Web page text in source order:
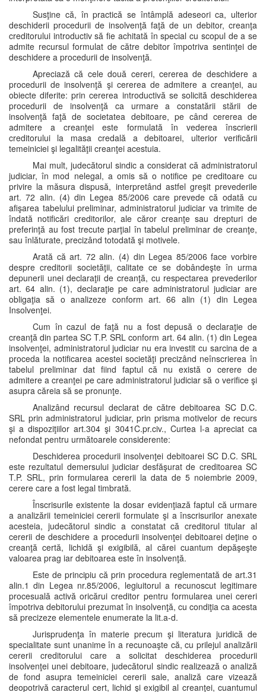
Susţine că, în practică se întâmplă adeseori ca, ulterior
deschiderii procedurii de insolvenţă faţă de un debitor, creanţa
creditorului introductiv să fie achitată în special cu scopul de a se
admite recursul formulat de către debitor împotriva sentinţei de
deschidere a procedurii de insolvenţă.
Apreciază că cele două cereri, cererea de deschidere a
procedurii de insolvenţă şi cererea de admitere a creanţei, au
obiecte diferite: prin cererea introductivă se solicită deschiderea
procedurii de insolvenţă ca urmare a constatării stării de
insolvenţă faţă de societatea debitoare, pe când cererea de
admitere a creanţei este formulată în vederea înscrierii
creditorului la masa credală a debitoarei, ulterior verificării
temeiniciei şi legalităţii creanţei acestuia.
Mai mult, judecătorul sindic a considerat că administratorul
judiciar, în mod nelegal, a omis să o notifice pe creditoare cu
privire la măsura dispusă, interpretând astfel greşit prevederile
art. 72 alin. (4) din Legea 85/2006 care prevede că odată cu
afişarea tabelului preliminar, administratorul judiciar va trimite de
îndată notificări creditorilor, ale căror creanţe sau drepturi de
preferinţă au fost trecute parţial în tabelul preliminar de creanţe,
sau înlăturate, precizând totodată şi motivele.
Arată că art. 72 alin. (4) din Legea 85/2006 face vorbire
despre creditorii societăţii, calitate ce se dobândeşte în urma
depunerii unei declaraţii de creanţă, cu respectarea prevederilor
art. 64 alin. (1), declaraţie pe care administratorul judiciar are
obligaţia să o analizeze conform art. 66 alin (1) din Legea
Insolvenţei.
Cum în cazul de faţă nu a fost depusă o declaraţie de
creanţă din partea SC T.P. SRL conform art. 64 alin. (1) din Legea
insolvenţei, administratorul judiciar nu era investit cu sarcina de a
proceda la notificarea acestei societăţi precizând neînscrierea în
tabelul preliminar dat fiind faptul că nu există o cerere de
admitere a creanţei pe care administratorul judiciar să o verifice şi
asupra căreia să se pronunţe.
Analizând recursul declarat de către debitoarea SC D.C.
SRL prin administratorul judiciar, prin prisma motivelor de recurs
şi a dispoziţiilor art.304 şi 3041C.pr.civ., Curtea l-a apreciat ca
nefondat pentru următoarele considerente:
Deschiderea procedurii insolvenţei debitoarei SC D.C. SRL
este rezultatul demersului judiciar desfăşurat de creditoarea SC
T.P. SRL, prin formularea cererii la data de 5 noiembrie 2009,
cerere care a fost legal timbrată.
Înscrisurile existente la dosar evidenţiază faptul că urmare
a analizării temeiniciei cererii formulate şi a înscrisurilor anexate
acesteia, judecătorul sindic a constatat că creditorul titular al
cererii de deschidere a procedurii insolvenţei debitoarei deţine o
creanţă certă, lichidă şi exigibilă, al cărei cuantum depăşeşte
valoarea prag iar debitoarea este în insolvenţă.
Este de principiu că prin procedura reglementată de art.31
alin.1 din Legea nr.85/2006, legiuitorul a recunoscut legitimare
procesuală activă oricărui creditor pentru formularea unei cereri
împotriva debitorului prezumat în insolvenţă, cu condiţia ca acesta
să precizeze elementele enumerate la lit.a-d.
Jurisprudenţa în materie precum şi literatura juridică de
specialitate sunt unanime în a recunoaşte că, cu prilejul analizării
cererii creditorului care a solicitat deschiderea procedurii
insolvenţei unei debitoare, judecătorul sindic realizează o analiză
de fond asupra temeiniciei cererii sale, analiză care vizează
deopotrivă caracterul cert, lichid şi exigibil al creanţei, cuantumul